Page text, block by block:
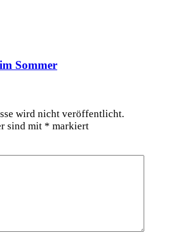
Sommer
wird nicht veröffentlicht.
sind mit * markiert